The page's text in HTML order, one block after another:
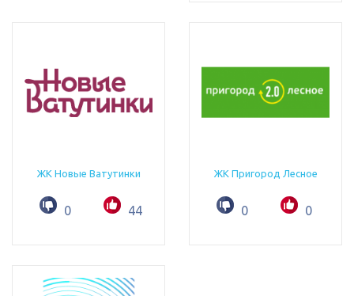
ЖК Новые Ватутинки
0 44
ЖК Пригород Лесное
0 0